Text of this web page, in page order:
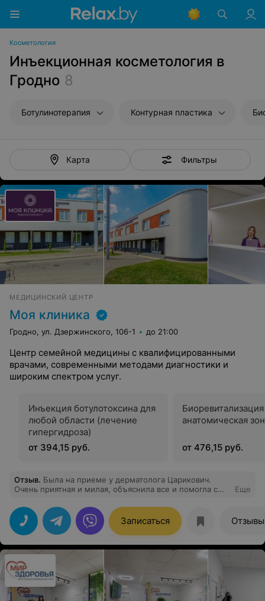
Косметология
Инъекционная косметология в
Гродно 8
Ботулинотерапия Контурная пластика
Карта Фильтры
МЕДИЦИНСКИЙ ЦЕНТР
Моя клиника
Гродно, ул. Дзержинского, 106-1 до 21:00
Центр семейной медицины с квалифицированными
врачами, современными методами диагностики и
широким спектром услуг.
Инъекция ботулотоксина для
любой области (лечение
гипергидроза)
от 394,15 руб.
анатомическая
от 476,15 руб.
Отзыв. Была на приеме у дерматолога Царикович.
Очень приятная и милая, объяснила все и помогла с
Еще
Записаться Отзывы